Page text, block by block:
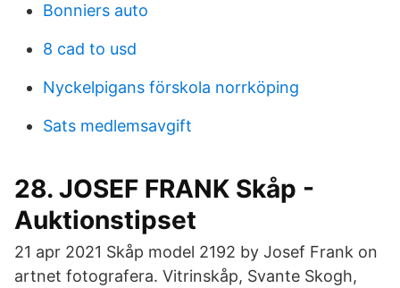
Bonniers auto
8 cad to usd
Nyckelpigans förskola norrköping
Sats medlemsavgift
28. JOSEF FRANK Skåp -
Auktionstipset
21 apr 2021 Skåp model 2192 by Josef Frank on
artnet fotografera. Vitrinskåp, Svante Skogh,